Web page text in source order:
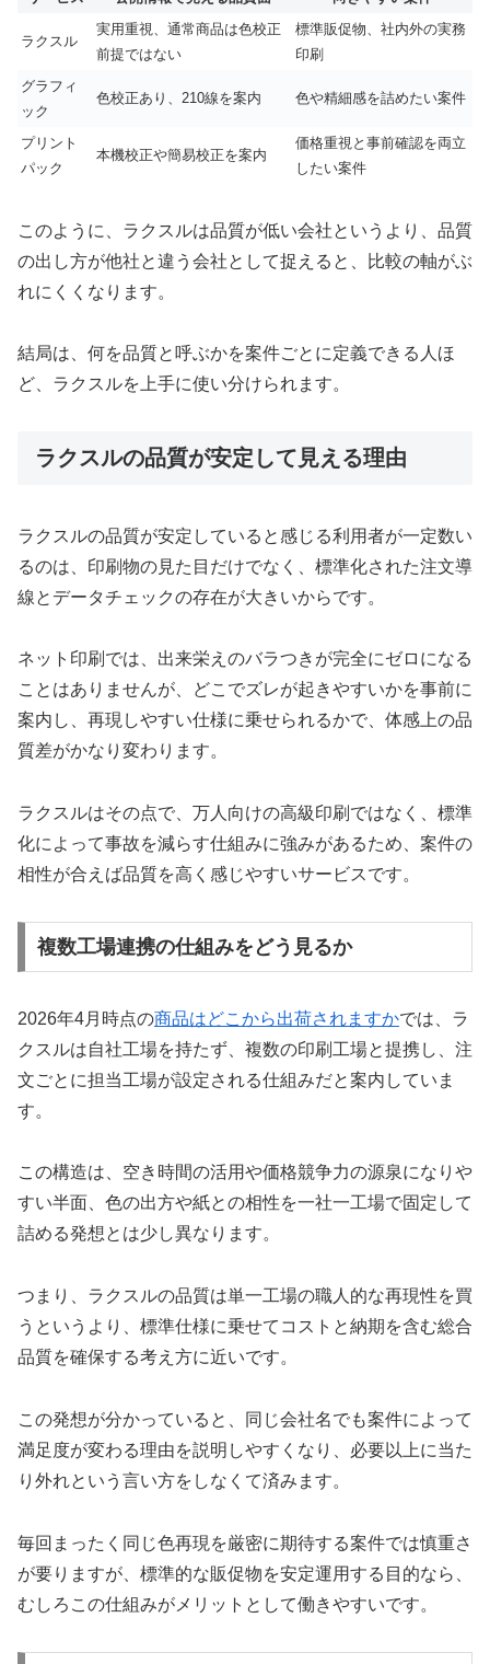
ラクスル
実用重視、通常商品は色校正
前提ではない
標準販促物、社内外の実務
印刷
グラフィ
ック
色校正あり、210線を案内 色や精細感を詰めたい案件
プリント
パック
本機校正や簡易校正を案内
価格重視と事前確認を両立
したい案件
このように、ラクスルは品質が低い会社というより、品質
の出し方が他社と違う会社として捉えると、比較の軸がぶ
れにくくなります。
結局は、何を品質と呼ぶかを案件ごとに定義できる人ほ
ど、ラクスルを上手に使い分けられます。
ラクスルの品質が安定して見える理由
ラクスルの品質が安定していると感じる利用者が一定数い
るのは、印刷物の見た目だけでなく、標準化された注文導
線とデータチェックの存在が大きいからです。
ネット印刷では、出来栄えのバラつきが完全にゼロになる
ことはありませんが、どこでズレが起きやすいかを事前に
案内し、再現しやすい仕様に乗せられるかで、体感上の品
質差がかなり変わります。
ラクスルはその点で、万人向けの高級印刷ではなく、標準
化によって事故を減らす仕組みに強みがあるため、案件の
相性が合えば品質を高く感じやすいサービスです。
複数工場連携の仕組みをどう見るか
2026年4月時点の商品はどこから出荷されますかでは、ラ
クスルは自社工場を持たず、複数の印刷工場と提携し、注
文ごとに担当工場が設定される仕組みだと案内していま
す。
この構造は、空き時間の活用や価格競争力の源泉になりや
すい半面、色の出方や紙との相性を一社一工場で固定して
詰める発想とは少し異なります。
つまり、ラクスルの品質は単一工場の職人的な再現性を買
うというより、標準仕様に乗せてコストと納期を含む総合
品質を確保する考え方に近いです。
この発想が分かっていると、同じ会社名でも案件によって
満足度が変わる理由を説明しやすくなり、必要以上に当た
り外れという言い方をしなくて済みます。
毎回まったく同じ色再現を厳密に期待する案件では慎重さ
が要りますが、標準的な販促物を安定運用する目的なら、
むしろこの仕組みがメリットとして働きやすいです。